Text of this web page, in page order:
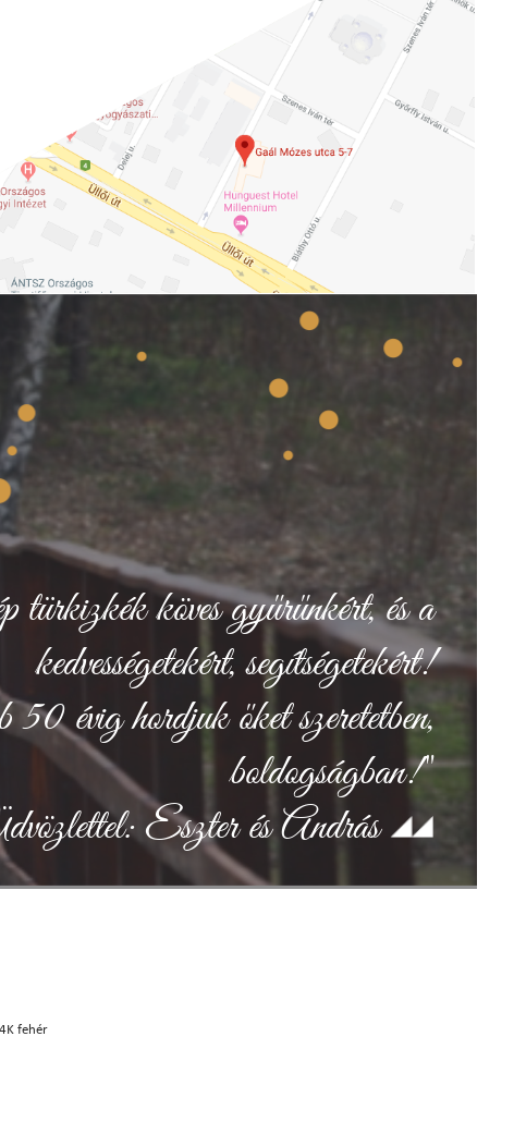
türkizkék köves gyűrűnkért, és a
kedvességetekért, segítségetekért!
évig hordjuk őket szeretetben,
boldogságban!"
Eszter és András
fehér